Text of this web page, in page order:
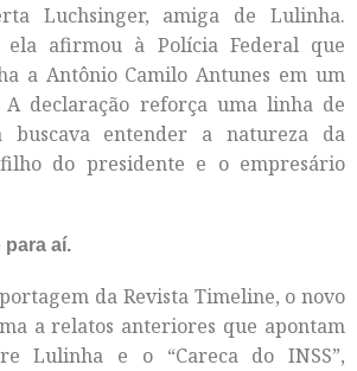
Luchsinger, amiga de Lulinha.
ela afirmou à Polícia Federal que
a Antônio Camilo Antunes em um
A declaração reforça uma linha de
buscava entender a natureza da
do presidente e o empresário
para aí.
da Revista Timeline, o novo
a relatos anteriores que apontam
Lulinha e o “Careca do INSS”,